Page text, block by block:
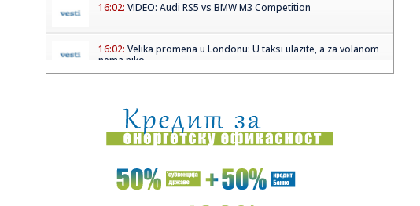
16:02: VIDEO: Audi RS5 vs BMW M3 Competition
16:02: Velika promena u Londonu: U taksi ulazite, a za volanom
nema niko...
16:01:Upozorenje iz Moskve zbog Kosova: "Opasno je maštati"
16:01:Ako vam je promakla „qipao” haljina iz Zare, pronašli smo